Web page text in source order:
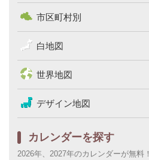
市区町村別
白地図
世界地図
デザイン地図
カレンダーを探す
2026年、2027年のカレンダーが無料！